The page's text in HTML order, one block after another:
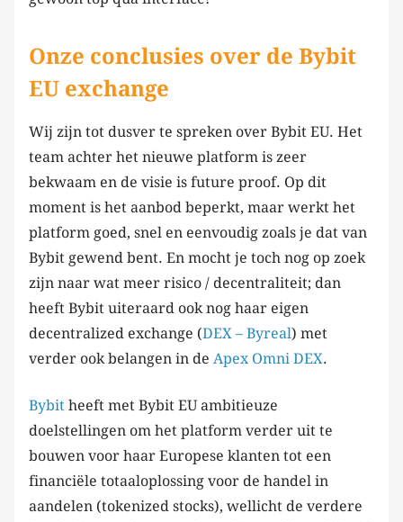
Onze conclusies over de Bybit
EU exchange
Wij zijn tot dusver te spreken over Bybit EU. Het
team achter het nieuwe platform is zeer
bekwaam en de visie is future proof. Op dit
moment is het aanbod beperkt, maar werkt het
platform goed, snel en eenvoudig zoals je dat van
Bybit gewend bent. En mocht je toch nog op zoek
zijn naar wat meer risico / decentraliteit; dan
heeft Bybit uiteraard ook nog haar eigen
decentralized exchange (DEX – Byreal) met
verder ook belangen in de Apex Omni DEX.
Bybit heeft met Bybit EU ambitieuze
doelstellingen om het platform verder uit te
bouwen voor haar Europese klanten tot een
financiële totaaloplossing voor de handel in
aandelen (tokenized stocks), wellicht de verdere